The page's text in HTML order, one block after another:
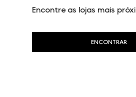
Encontre as lojas mais